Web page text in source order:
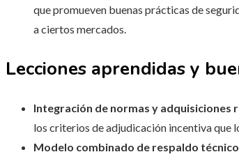
que promueven buenas prácticas de
a ciertos mercados.
Lecciones aprendidas y
Integración de normas y adquisiciones
los criterios de adjudicación incentiva que
Modelo combinado de respaldo